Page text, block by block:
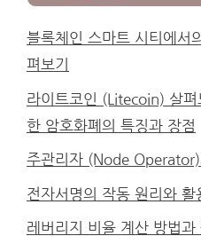
블록체인 스마트 시티에서
펴보기
라이트코인 (Litecoin) 살
한 암호화폐의 특징과 장점
주관리자 (Node Operator)
전자서명의 작동 원리와 활
레버리지 비율 계산 방법과